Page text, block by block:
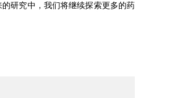
研究中，我们将继续探索更多的药